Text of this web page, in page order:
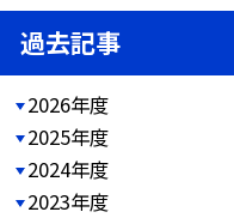
過去記事
2026年度
2025年度
2024年度
2023年度